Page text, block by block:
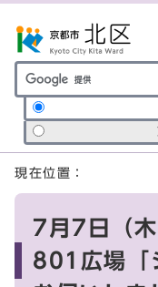
サイト内検索の範囲
ここから本文です
現在位置：
7月7日（
801広場「